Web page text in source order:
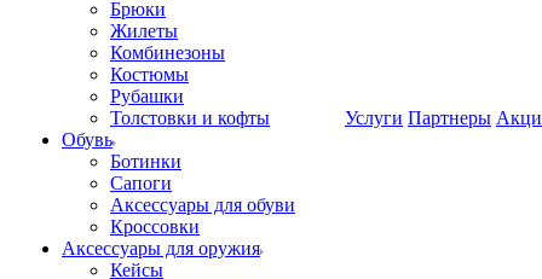
Брюки
Жилеты
Комбинезоны
Костюмы
Рубашки
Толстовки и кофты
Обувь
Ботинки
Сапоги
Аксессуары для обуви
Кроссовки
Аксессуары для оружия
Кейсы
Услуги Партнеры